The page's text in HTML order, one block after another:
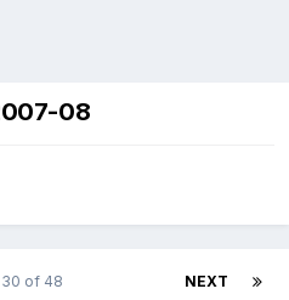
08
NEXT
of 48